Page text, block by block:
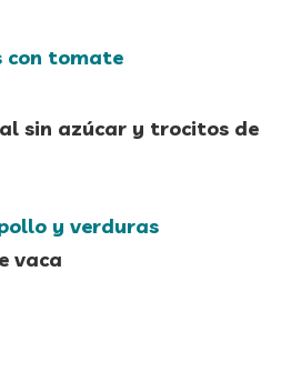
con tomate
sin azúcar y trocitos de
y verduras
vaca